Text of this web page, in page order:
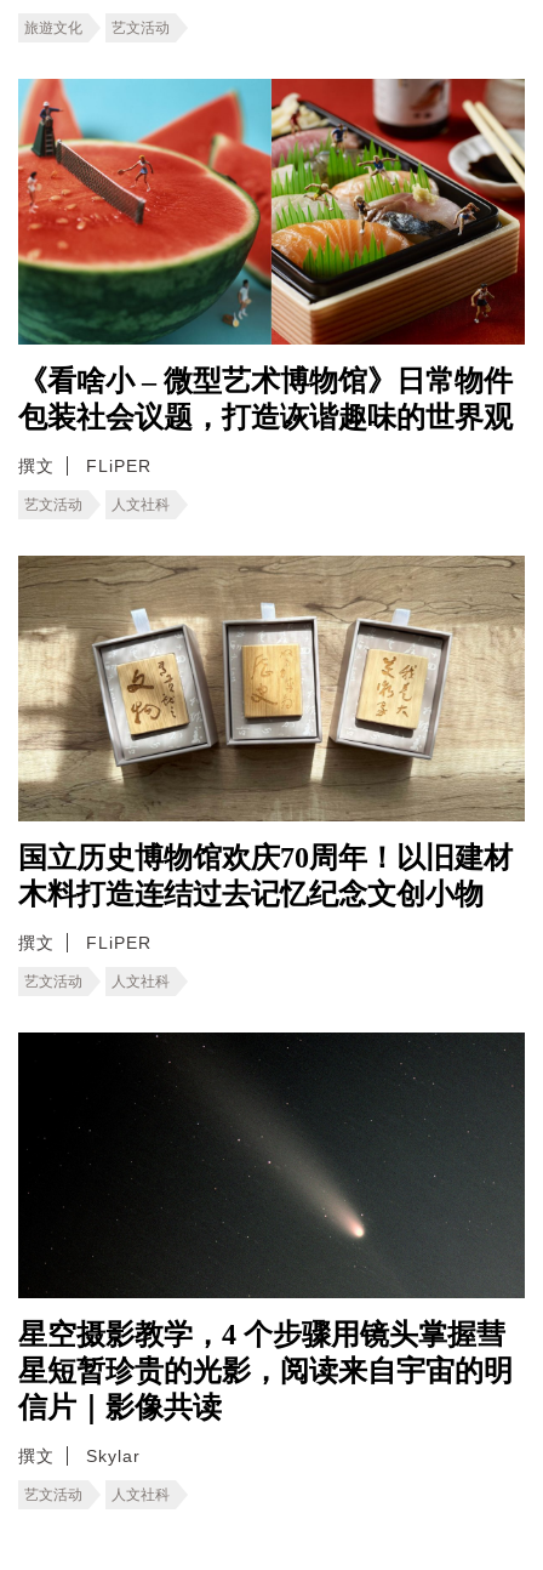
旅遊文化 艺文活动
《看啥小 – 微型艺术博物馆》日常物件
包装社会议题，打造诙谐趣味的世界观
撰文 FLiPER
艺文活动 人文社科
国立历史博物馆欢庆70周年！以旧建材
木料打造连结过去记忆纪念文创小物
撰文 FLiPER
艺文活动 人文社科
星空摄影教学，4 个步骤用镜头掌握彗
星短暂珍贵的光影，阅读来自宇宙的明
信片｜影像共读
撰文 Skylar
艺文活动 人文社科